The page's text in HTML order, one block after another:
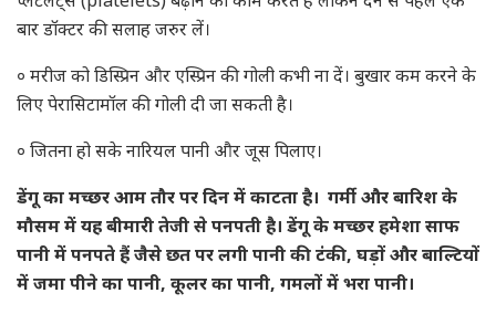
बार डॉक्टर की सलाह जरुर लें।
० मरीज को डिस्प्रिन और एस्प्रिन की गोली कभी ना दें। बुखार कम करने के
लिए पेरासिटामॉल की गोली दी जा सकती है।
० जितना हो सके नारियल पानी और जूस पिलाए।
डेंगू का मच्छर आम तौर पर दिन में काटता है। गर्मी और बारिश के
मौसम में यह बीमारी तेजी से पनपती है। डेंगू के मच्छर हमेशा साफ
पानी में पनपते हैं जैसे छत पर लगी पानी की टंकी, घड़ों और बाल्टियों
में जमा पीने का पानी, कूलर का पानी, गमलों में भरा पानी।